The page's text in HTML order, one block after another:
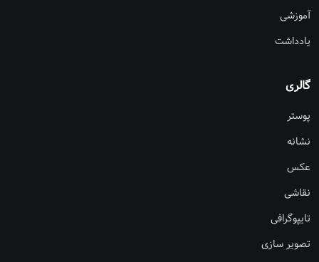
آموزشی
یادداشت
گالری
پوستر
نشانه
عکس
نقاشی
تایپوگرافی
تصویر سازی